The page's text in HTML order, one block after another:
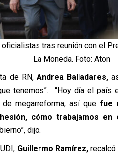
tras reunión con el
La Moneda. Foto: Aton
de RN, Andrea Balladares,
tenemos”. “Hoy día el país
megarreforma, así que fue
cómo trabajamos en
dijo.
Guillermo Ramírez,recalcó